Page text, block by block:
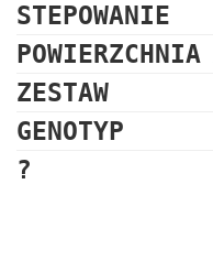
STEPOWANIE
POWIERZCHNIA
ZESTAW
GENOTYP
?